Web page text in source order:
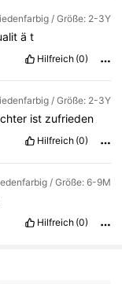
/ Größe: 2-3Y
ät
Hilfreich (0)
/ Größe: 2-3Y
ist zufrieden
Hilfreich (0)
/ Größe: 6-9M
Hilfreich (0)